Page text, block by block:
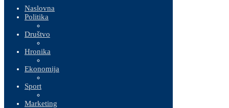
Naslovna
Politika
Društvo
Hronika
Ekonomija
Sport
Marketing